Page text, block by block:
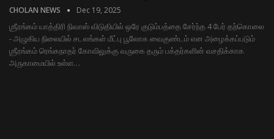
CHOLAN NEWS Dec 19, 2025
ஶ்ரீரங்கம் யாத்திரி நிவாஸ் விடுதியில் ஒரே குடும்பத்தை சேர்ந்த 4 பேர் தற்கொலை
- அழுகிய நிலையில் சடலங்கள் மீட்பு பூலோக வைகுண்டம் என அழைக்கப்படும்
ஶ்ரீரங்கம் ரெங்கநாதர் கோவிலுக்கு வருகை தரும் பக்தர்களின் வசதிக்காக
அருகாமையில் உள்ள…